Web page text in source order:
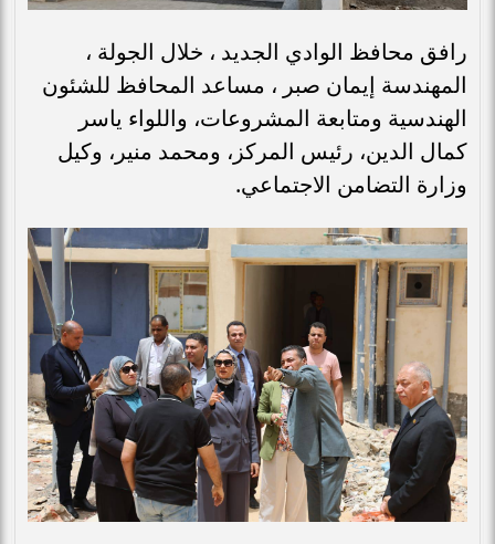
رافق محافظ الوادي الجديد ، خلال الجولة ،
المهندسة إيمان صبر ، مساعد المحافظ للشئون
الهندسية ومتابعة المشروعات، واللواء ياسر
كمال الدين، رئيس المركز، ومحمد منير، وكيل
وزارة التضامن الاجتماعي.